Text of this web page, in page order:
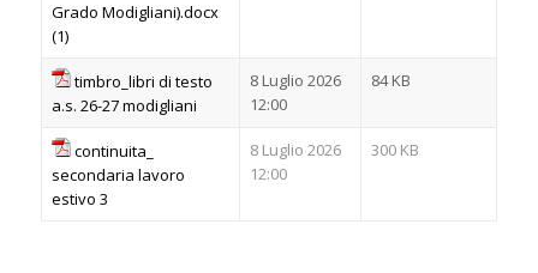
Grado Modigliani).docx
(1)
timbro_libri di testo
a.s. 26-27 modigliani
8 Luglio 2026
12:00
84 KB
continuita_
secondaria lavoro
estivo 3
8 Luglio 2026
12:00
300 KB